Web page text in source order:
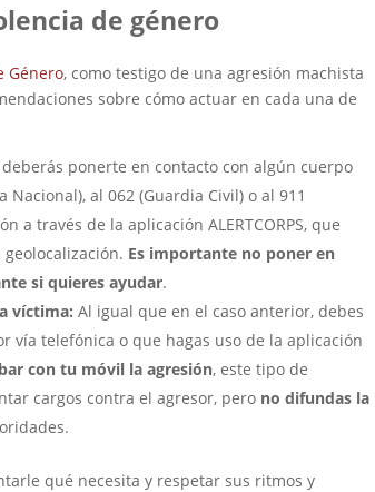
de género
Género, como testigo de una agresión machista
sobre cómo actuar en cada una de
deberás ponerte en contacto con algún cuerpo
al 062 (Guardia Civil) o al 911
a través de la aplicación ALERTCORPS, que
Es importante no poner en
si quieres ayudar.
víctima: Al igual que en el caso anterior, debes
vía telefónica o que hagas uso de la aplicación
con tu móvil la agresión, este tipo de
cargos contra el agresor, pero no difundas la
qué necesita y respetar sus ritmos y